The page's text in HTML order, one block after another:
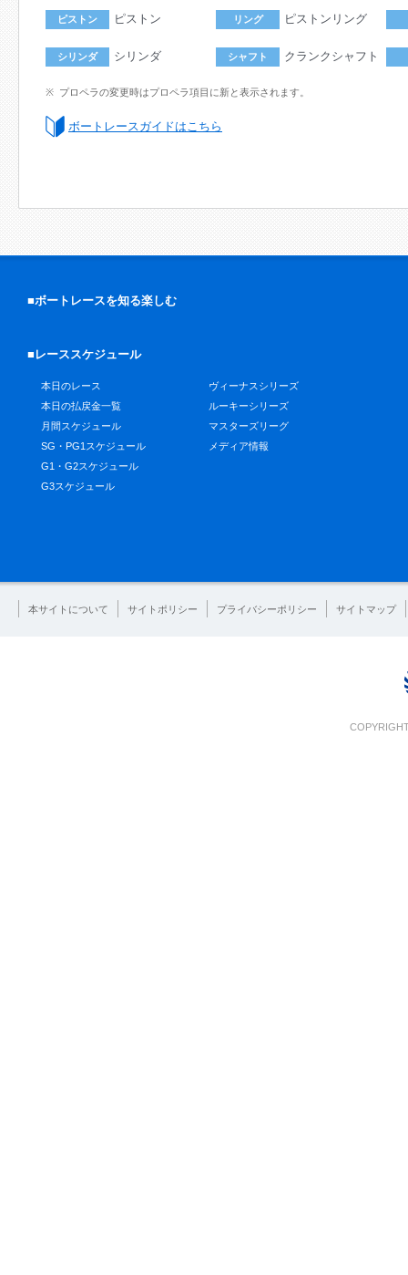
ピストン ピストン リング ピストンリング
シリンダ シリンダ シャフト クランクシャフト
プロペラの変更時はプロペラ項目に新と表示されます。
ボートレースガイドはこちら
■ボートレースを知る楽しむ
■レーススケジュール
本日のレース
本日の払戻金一覧
月間スケジュール
SG・PG1スケジュール
G1・G2スケジュール
G3スケジュール
ヴィーナスシリーズ
ルーキーシリーズ
マスターズリーグ
メディア情報
本サイトについて サイトポリシー プライバシーポリシー サイトマップ